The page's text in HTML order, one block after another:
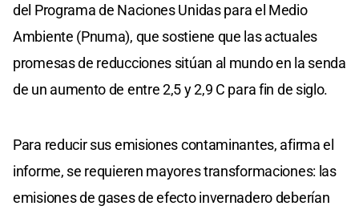
del Programa de Naciones Unidas para el Medio
Ambiente (Pnuma), que sostiene que las actuales
promesas de reducciones sitúan al mundo en la senda
de un aumento de entre 2,5 y 2,9 C para fin de siglo.
Para reducir sus emisiones contaminantes, afirma el
informe, se requieren mayores transformaciones: las
emisiones de gases de efecto invernadero deberían